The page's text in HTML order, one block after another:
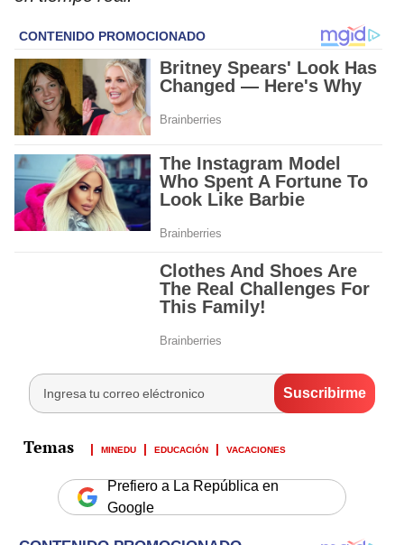
MINEDU EDUCACIÓN VACACIONES
Prefiero a La República en
Google